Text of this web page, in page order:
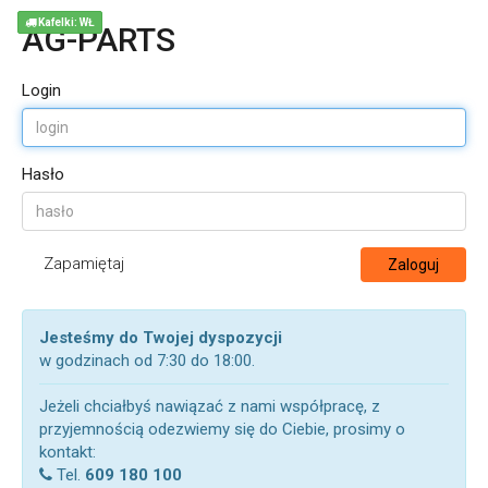
AG-PARTS
Login
Hasło
Zapamiętaj Zaloguj
Jesteśmy do Twojej dyspozycji
w godzinach od 7:30 do 18:00.
Jeżeli chciałbyś nawiązać z nami współpracę, z
przyjemnością odezwiemy się do Ciebie, prosimy o
kontakt:
Tel. 609 180 100
Kafelki: WŁ